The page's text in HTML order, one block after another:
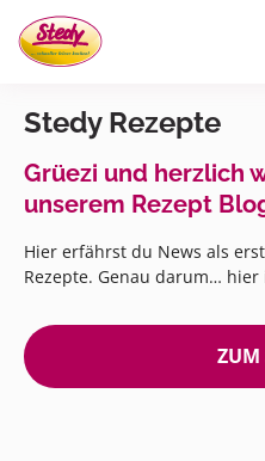
Stedy Rezepte
Grüezi und herzlich
unserem Rezept
Hier erfährst du News als
Rezepte. Genau darum…
ZUM